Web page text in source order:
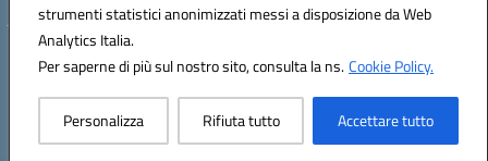
strumenti statistici anonimizzati messi a disposizione da Web
Analytics Italia.
Per saperne di più sul nostro sito, consulta la ns.Cookie Policy.
Personalizza Rifiuta tutto Accettare tutto
Hosting & Powered by 3D Solution S.r.l.
Concept & Design by Designers Italia